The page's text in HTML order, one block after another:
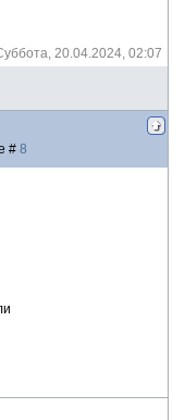
20.04.2024, 02:07
# 8